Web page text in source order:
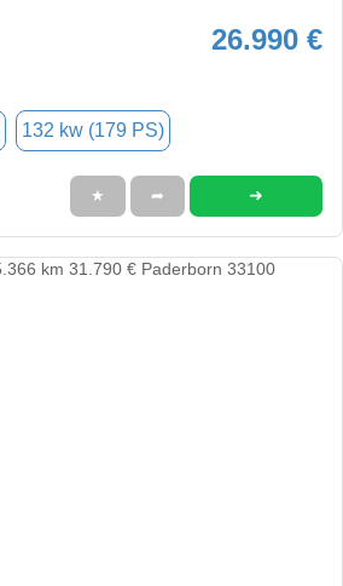
26.990 €
132 kw (179 PS)
★ ➦ ➜